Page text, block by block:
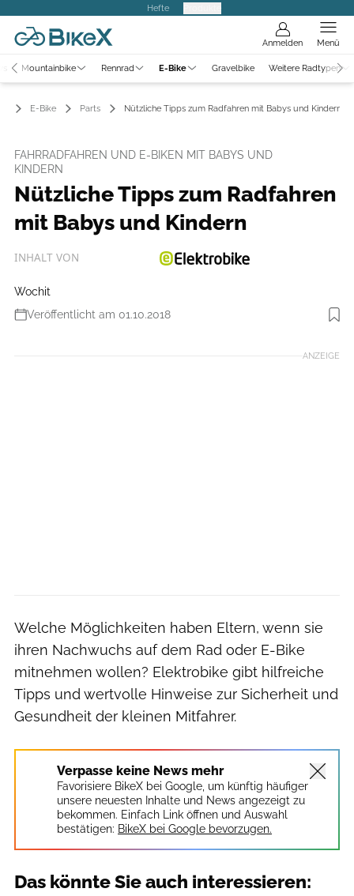
Hefte
Anmelden Menü
Mountainbike Rennrad E-Bike Gravelbike Weitere Radtypen
E-Bike Parts Nützliche Tipps zum Radfahren mit Babys und Kindern
FAHRRADFAHREN UND E-BIKEN MIT BABYS UND
KINDERN
Nützliche Tipps zum Radfahren
mit Babys und Kindern
INHALT VON
Wochit
Veröffentlicht am 01.10.2018
ANZEIGE
Welche Möglichkeiten haben Eltern, wenn sie
ihren Nachwuchs auf dem Rad oder E-Bike
mitnehmen wollen? Elektrobike gibt hilfreiche
Tipps und wertvolle Hinweise zur Sicherheit und
Gesundheit der kleinen Mitfahrer.
Verpasse keine News mehr
Favorisiere BikeX bei Google, um künftig häufiger
unsere neuesten Inhalte und News angezeigt zu
bekommen. Einfach Link öffnen und Auswahl
bestätigen: BikeX bei Google bevorzugen.
Das könnte Sie auch interessieren: